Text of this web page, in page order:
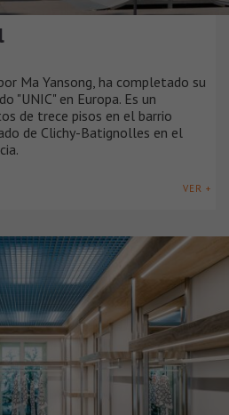
Ma Yansong, ha completado su
"UNIC" en Europa. Es un
de trece pisos en el barrio
de Clichy-Batignolles en el
VER +